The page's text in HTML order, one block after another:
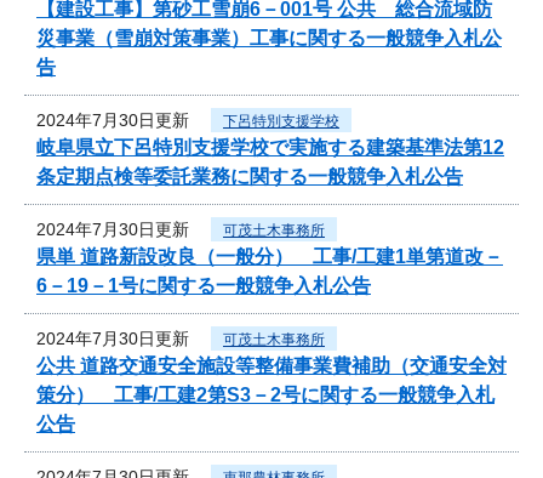
【建設工事】第砂工雪崩6－001号 公共 総合流域防
災事業（雪崩対策事業）工事に関する一般競争入札公
告
2024年7月30日更新 下呂特別支援学校
岐阜県立下呂特別支援学校で実施する建築基準法第12
条定期点検等委託業務に関する一般競争入札公告
2024年7月30日更新 可茂土木事務所
県単 道路新設改良（一般分） 工事/工建1単第道改－
6－19－1号に関する一般競争入札公告
2024年7月30日更新 可茂土木事務所
公共 道路交通安全施設等整備事業費補助（交通安全対
策分） 工事/工建2第S3－2号に関する一般競争入札
公告